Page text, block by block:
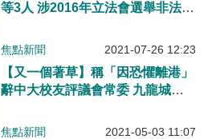
等3人 涉2016年立法會選舉非法刊
焦點新聞 2021-07-26 12:23
【又一個著草】稱「因恐懼離港」
辭中大校友評議會常委 九龍城前
焦點新聞 2021-05-03 11:07